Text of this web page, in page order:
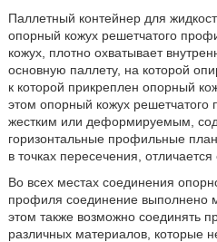
Паллетный контейнер для
опорный кожух решетчатого
кожух, плотно охватывает
основную паллету, на которой
к которой прикреплен опорный
этом опорный кожух
жестким или деформируемым,
горизонтальные профильные
в точках пересечения,
Во всех местах соединения
профиля соединение выполнено
этом также возможно соединять
различных материалов, которые